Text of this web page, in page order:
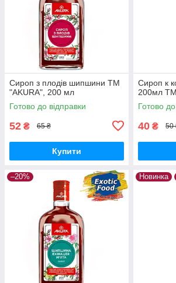
Сироп з плодів шипшини ТМ
"AKURA", 200 мл
Готово до відправки
52 ₴ 65 ₴
Купити
Сироп к
200мл
Готово
40 ₴ 50
–20% Новинка